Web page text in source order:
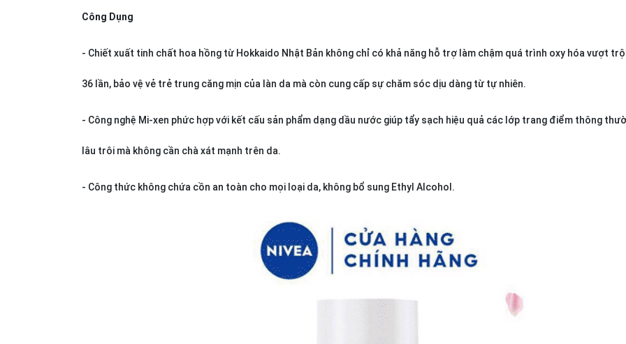
Công Dụng
- Chiết xuất tinh chất hoa hồng từ Hokkaido Nhật Bản không chỉ có khả năng hỗ trợ làm chậm quá trình oxy hóa vượt
36 lần, bảo vệ vẻ trẻ trung căng mịn của làn da mà còn cung cấp sự chăm sóc dịu dàng từ tự nhiên.
- Công nghệ Mi-xen phức hợp với kết cấu sản phẩm dạng dầu nước giúp tẩy sạch hiệu quả các lớp trang điểm thông
lâu trôi mà không cần chà xát mạnh trên da.
- Công thức không chứa cồn an toàn cho mọi loại da, không bổ sung Ethyl Alcohol.